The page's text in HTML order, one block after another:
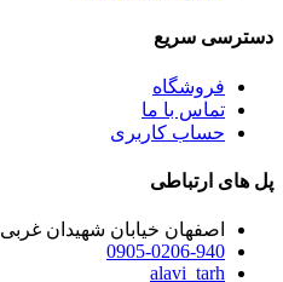
دسترسی سریع
فروشگاه
تماس با ما
حساب کاربری
پل های ارتباطی
اصفهان خیابان شهیدان غربی
0905-0206-940
alavi_tarh